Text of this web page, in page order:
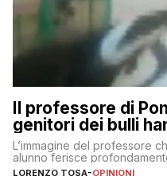
Il professore di
genitori dei bulli
L’immagine del professore
alunno ferisce
LORENZO TOSA-OPINIONI